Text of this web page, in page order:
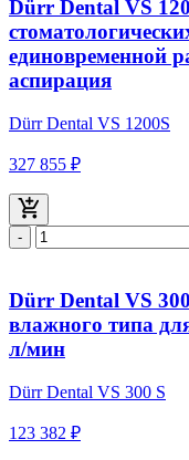
Dürr Dental VS
единовременной
аспирация
Dürr Dental VS 1200S
327 855 ₽
-
Dürr Dental VS
влажного типа
л/мин
Dürr Dental VS 300 S
123 382 ₽